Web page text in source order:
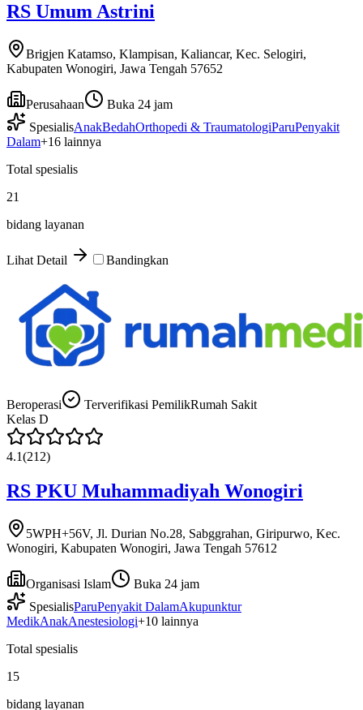
RS Umum Astrini
Brigjen Katamso, Klampisan, Kaliancar, Kec. Selogiri,
Kabupaten Wonogiri, Jawa Tengah 57652
Perusahaan
Buka 24 jam
SpesialisAnakBedahOrthopedi & TraumatologiParuPenyakit
Dalam+16 lainnya
Total spesialis
21
bidang layanan
Lihat Detail Bandingkan
Beroperasi Terverifikasi PemilikRumah Sakit
Kelas D
4.1(212)
RS PKU Muhammadiyah Wonogiri
5WPH+56V, Jl. Durian No.28, Sabggrahan, Giripurwo, Kec.
Wonogiri, Kabupaten Wonogiri, Jawa Tengah 57612
Organisasi Islam
Buka 24 jam
SpesialisParuPenyakit DalamAkupunktur
MedikAnakAnestesiologi+10 lainnya
Total spesialis
15
bidang layanan